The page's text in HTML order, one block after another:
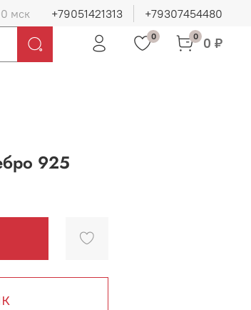
мск +79051421313 +79307454480
0 0 0 ₽
925